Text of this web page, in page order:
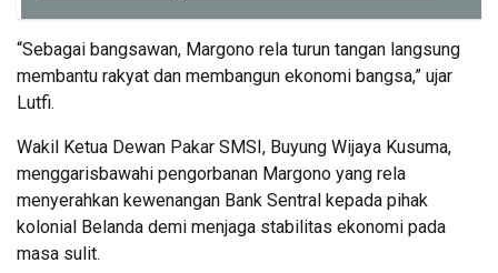
“Sebagai bangsawan, Margono rela turun tangan langsung
membantu rakyat dan membangun ekonomi bangsa,” ujar
Lutfi.
Wakil Ketua Dewan Pakar SMSI, Buyung Wijaya Kusuma,
menggarisbawahi pengorbanan Margono yang rela
menyerahkan kewenangan Bank Sentral kepada pihak
kolonial Belanda demi menjaga stabilitas ekonomi pada
masa sulit.